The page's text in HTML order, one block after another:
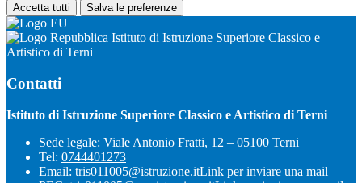
Accetta tutti Salva le preferenze
Istituto di Istruzione Superiore Classico e
Artistico di Terni
Contatti
Istituto di Istruzione Superiore Classico e Artistico di Terni
Sede legale: Viale Antonio Fratti, 12 – 05100 Terni
Tel: 0744401273
Email: tris011005@istruzione.itLink per inviare una mail